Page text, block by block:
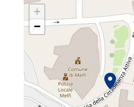
+
−